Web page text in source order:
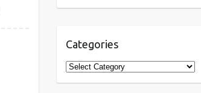
Categories
Categories